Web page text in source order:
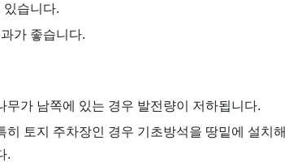
있습니다.
가 좋습니다.
가 남쪽에 있는 경우 발전량이 저하됩니다.
토지 주차장인 경우 기초방석을 땅밑에 설치해
.